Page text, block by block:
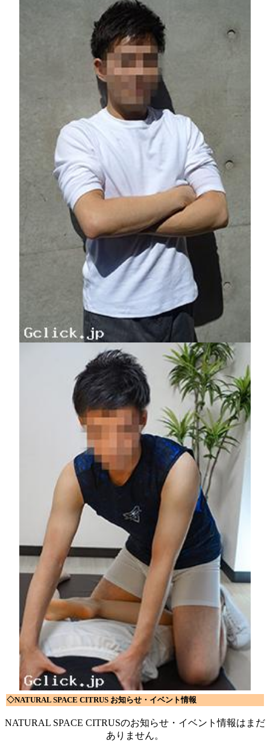
◇NATURAL SPACE CITRUS お知らせ・イベント情報
NATURAL SPACE CITRUSのお知らせ・イベント情報はまだ
ありません。